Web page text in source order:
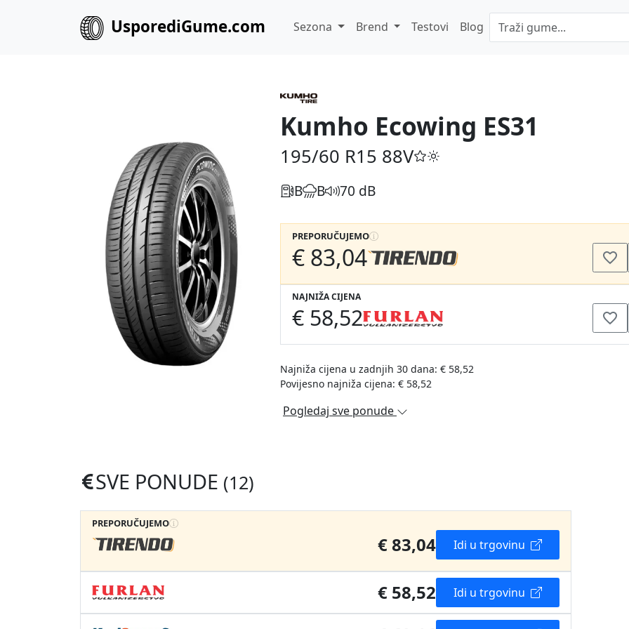
UsporediGume.com Sezona Brend Testovi Blog
Kumho Ecowing ES31
195/60 R15 88V
B B 70 dB
PREPORUČUJEMO
€ 83,04
NAJNIŽA CIJENA
€ 58,52
Najniža cijena u zadnjih 30 dana: € 58,52
Povijesno najniža cijena: € 58,52
Pogledaj sve ponude
SVE PONUDE (12)
PREPORUČUJEMO
€ 83,04 Idi u trgovinu
€ 58,52 Idi u trgovinu